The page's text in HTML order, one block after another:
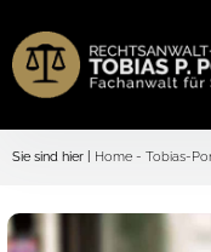
Sie sind hier | Home - Tobias-